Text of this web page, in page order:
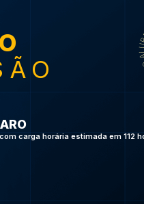
carga horária estimada em 112
Foram feitas